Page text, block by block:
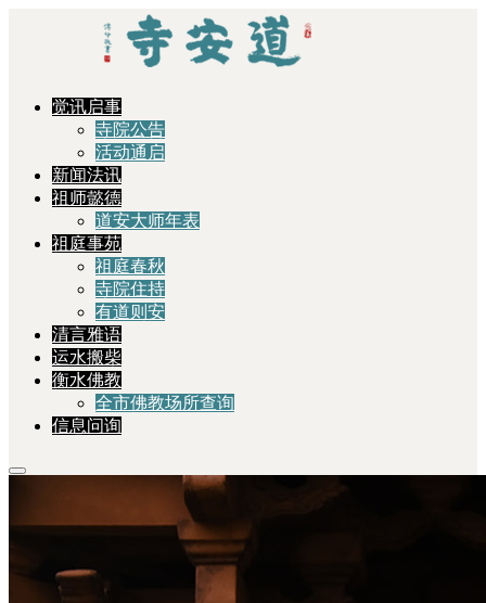
觉讯启事
寺院公告
活动通启
新闻法讯
祖师懿德
道安大师年表
祖庭事苑
祖庭春秋
寺院住持
有道则安
清言雅语
运水搬柴
衡水佛教
全市佛教场所查询
信息问询